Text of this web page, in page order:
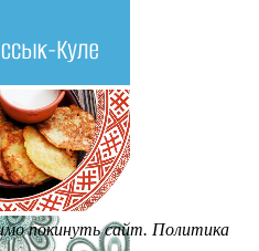
покинуть сайт. Политика